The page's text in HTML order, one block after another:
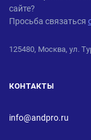
сайте?
Просьба связаться
125480, Москва, ул.
КОНТАКТЫ
info@andpro.ru